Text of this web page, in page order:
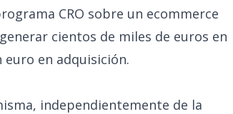
CRO sobre un ecommerce
cientos de miles de euros en
en adquisición.
independientemente de la